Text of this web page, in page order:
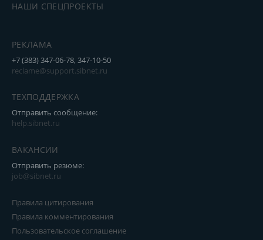
НАШИ СПЕЦПРОЕКТЫ
РЕКЛАМА
+7 (383) 347-06-78, 347-10-50
reclame@support.sibnet.ru
ТЕХПОДДЕРЖКА
Отправить сообщение:
help.sibnet.ru
ВАКАНСИИ
Отправить резюме:
job@sibnet.ru
Правила цитирования
Правила комментирования
Пользовательское соглашение